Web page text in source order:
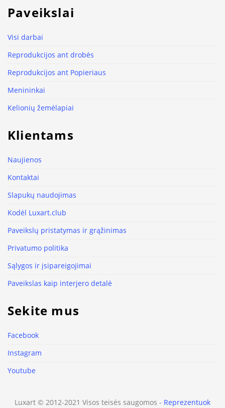
Paveikslai
Visi darbai
Reprodukcijos ant drobės
Reprodukcijos ant Popieriaus
Menininkai
Kelionių žemėlapiai
Klientams
Naujienos
Kontaktai
Slapukų naudojimas
Kodėl Luxart.club
Paveikslų pristatymas ir grąžinimas
Privatumo politika
Sąlygos ir įsipareigojimai
Paveikslas kaip interjero detalė
Sekite mus
Facebook
Instagram
Youtube
Luxart © 2012-2021 Visos teisės saugomos - Reprezentuok